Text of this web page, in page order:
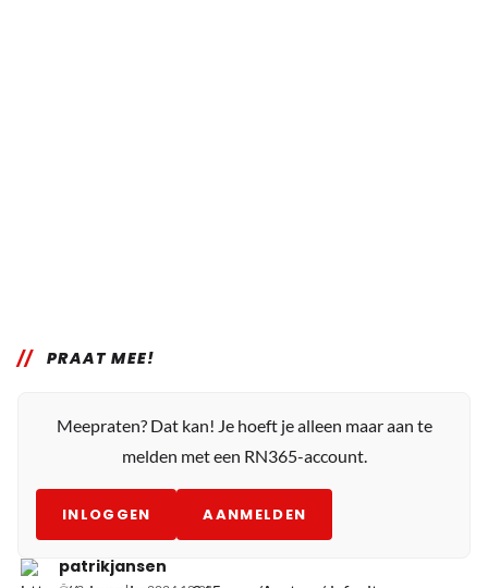
PRAAT MEE!
Meepraten? Dat kan! Je hoeft je alleen maar aan te
melden met een RN365-account.
INLOGGEN AANMELDEN
patrikjansen